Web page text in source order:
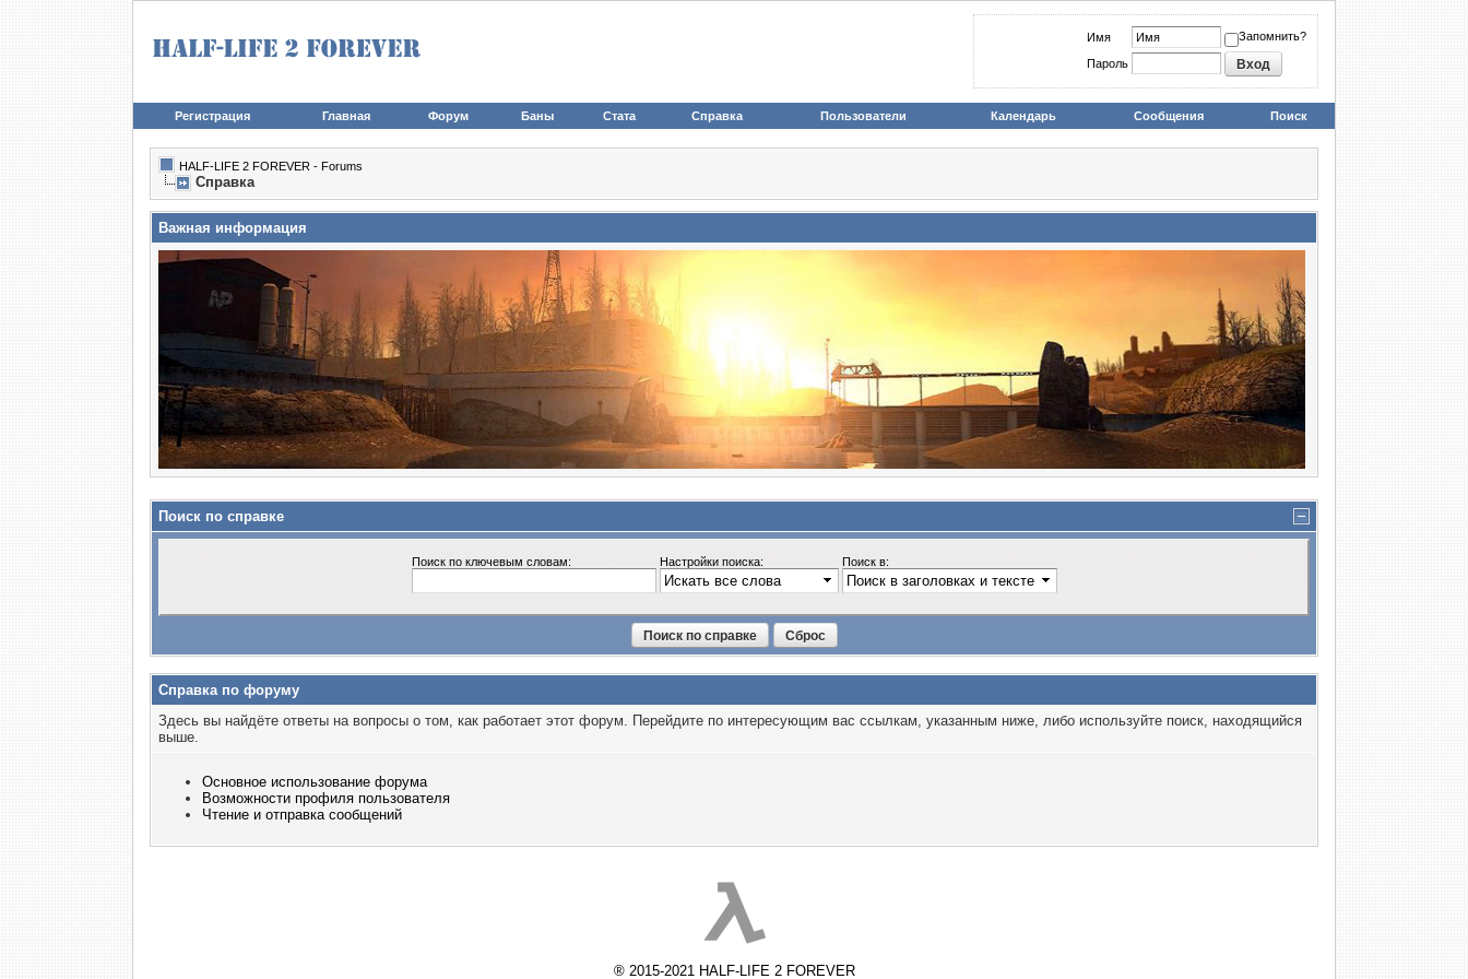
Имя Запомнить?
Пароль
Регистрация Главная Форум Баны Стата Справка Пользователи Календарь Сообщения Поиск
HALF-LIFE 2 FOREVER - Forums
Справка
Важная информация
Поиск по справке
Поиск по ключевым словам: Настройки поиска: Поиск в:
Справка по форуму
Здесь вы найдёте ответы на вопросы о том, как работает этот форум. Перейдите по интересующим вас ссылкам, указанным ниже, либо используйте поиск, находящийся
выше.
Основное использование форума
Возможности профиля пользователя
Чтение и отправка сообщений
® 2015-2021 HALF-LIFE 2 FOREVER